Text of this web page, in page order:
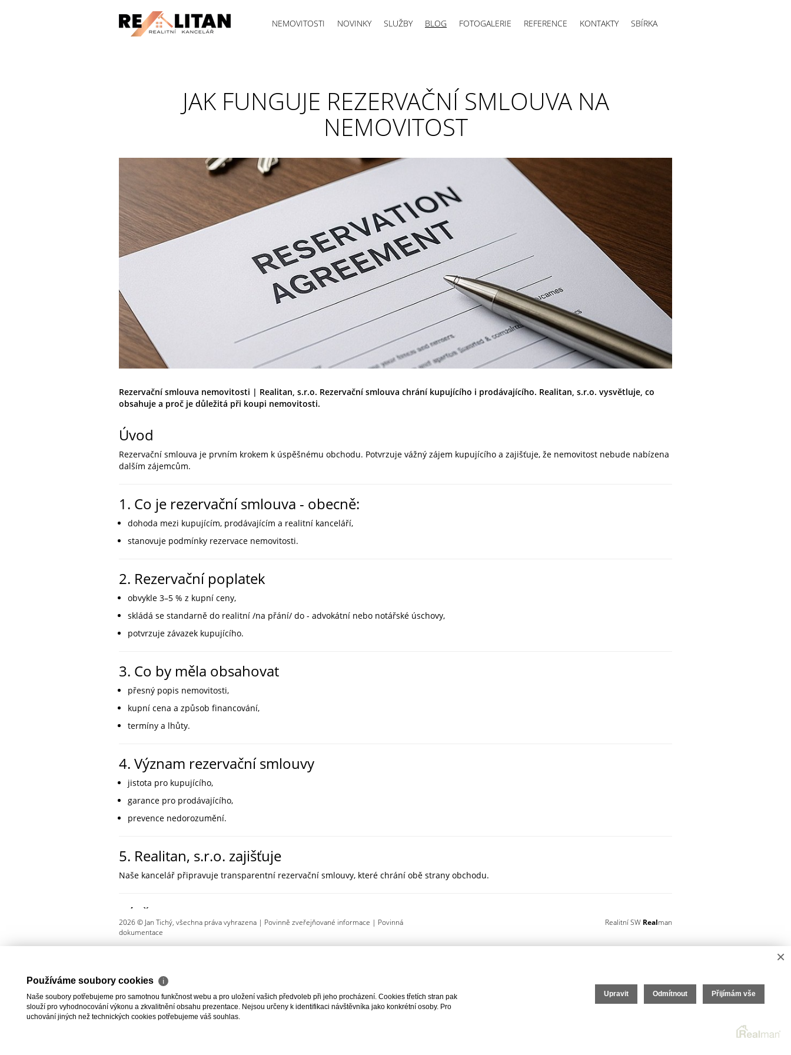
NEMOVITOSTI NOVINKY SLUŽBY BLOG FOTOGALERIE REFERENCE KONTAKTY SBÍRKA
JAK FUNGUJE REZERVAČNÍ SMLOUVA NA
NEMOVITOST
Rezervační smlouva nemovitosti | Realitan, s.r.o. Rezervační smlouva chrání kupujícího i prodávajícího. Realitan, s.r.o. vysvětluje, co
obsahuje a proč je důležitá při koupi nemovitosti.
Úvod
Rezervační smlouva je prvním krokem k úspěšnému obchodu. Potvrzuje vážný zájem kupujícího a zajišťuje, že nemovitost nebude nabízena
dalším zájemcům.
1. Co je rezervační smlouva - obecně:
dohoda mezi kupujícím, prodávajícím a realitní kanceláří,
stanovuje podmínky rezervace nemovitosti.
2. Rezervační poplatek
obvykle 3–5 % z kupní ceny,
skládá se standarně do realitní /na přání/ do - advokátní nebo notářské úschovy,
potvrzuje závazek kupujícího.
3. Co by měla obsahovat
přesný popis nemovitosti,
kupní cena a způsob financování,
termíny a lhůty.
4. Význam rezervační smlouvy
jistota pro kupujícího,
garance pro prodávajícího,
prevence nedorozumění.
5. Realitan, s.r.o. zajišťuje
Naše kancelář připravuje transparentní rezervační smlouvy, které chrání obě strany obchodu.
Závěr + CTA
Rezervační smlouva je jistota, že váš vysněný byt či dům nikdo jiný nekoupí.
Kontaktujte nás a zarezervujte si svou nemovitost bez rizika.
2026 © Jan Tichý, všechna práva vyhrazena | Povinně zveřejňované informace | Povinná
dokumentace
Realitní SW Realman
×
Používáme soubory cookies ℹ
Naše soubory potřebujeme pro samotnou funkčnost webu a pro uložení vašich předvoleb při jeho procházení. Cookies třetích stran pak
slouží pro vyhodnocování výkonu a zkvalitnění obsahu prezentace. Nejsou určeny k identifikaci návštěvníka jako konkrétní osoby. Pro
uchování jiných než technických cookies potřebujeme váš souhlas.
Upravit Odmítnout Přijímám vše